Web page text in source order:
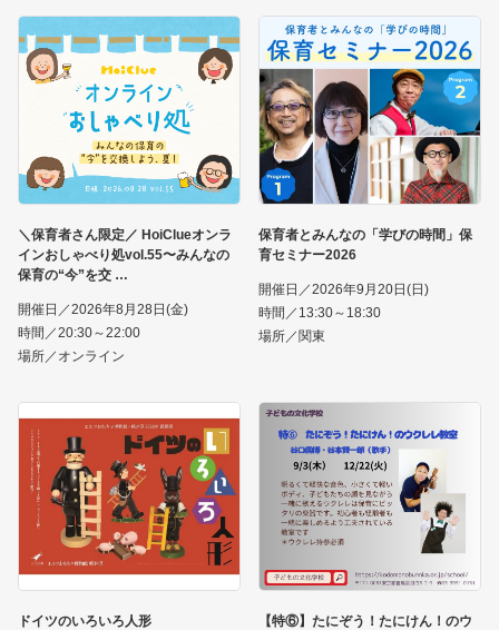
＼保育者さん限定／ HoiClueオンラ
インおしゃべり処vol.55〜みんなの
保育の“今”を交
開催日／2026年8月28日(金)
時間／20:30～22:00
場所／オンライン
保育者とみんなの「学びの時間」保
育セミナー2026
開催日／2026年9月20日(日)
時間／13:30～18:30
場所／関東
ドイツのいろいろ人形
【特⑥】たにぞう！たにけん！のウ